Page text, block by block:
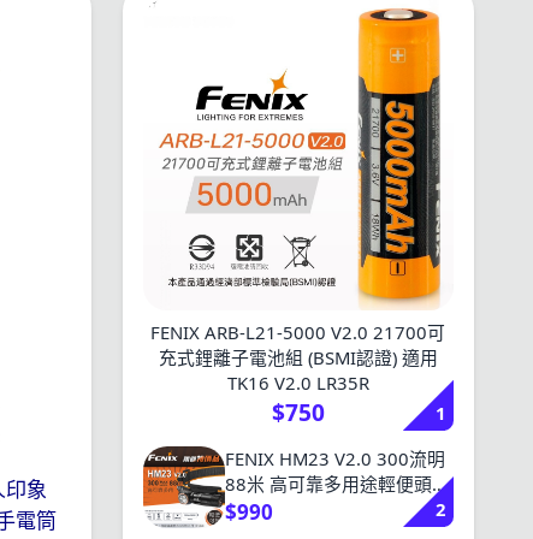
象
電筒
FENIX ARB-L21-5000 V2.0 21700可
充式鋰離子電池組 (BSMI認證) 適用
TK16 V2.0 LR35R
$750
1
FENIX HM23 V2.0 300流明
88米 高可靠多用途輕便頭燈
紅白雙光源 頭燈手電二用 快
$990
2